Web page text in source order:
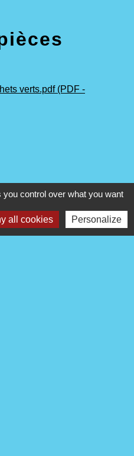
verts.pdf (PDF -
control over what you want
all cookies Personalize